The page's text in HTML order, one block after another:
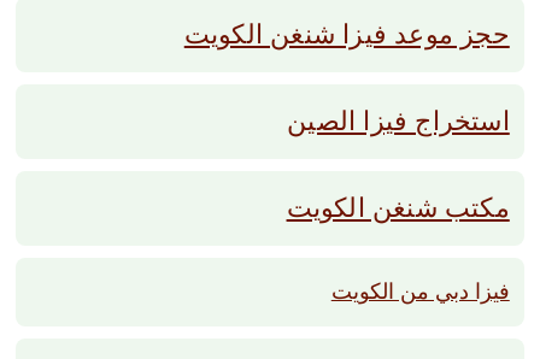
حجز موعد فيزا شنغن الكويت
استخراج فيزا الصين
مكتب شنغن الكويت
فيزا دبي من الكويت